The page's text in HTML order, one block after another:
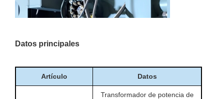
Datos principales
Artículo Datos
Transformador de potencia de